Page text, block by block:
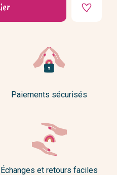
Paiements sécurisés
Échanges et retours faciles